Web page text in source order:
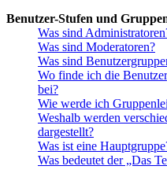
Benutzer-Stufen und
Was sind
Was sind Moderatoren?
Was sind
Wo finde ich die
bei?
Wie werde ich
Weshalb werden
dargestellt?
Was ist eine
Was bedeutet der „Das